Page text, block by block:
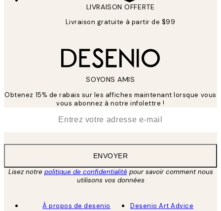
LIVRAISON OFFERTE
Livraison gratuite à partir de $99
SOYONS AMIS
Obtenez 15% de rabais sur les affiches maintenant lorsque vous
vous abonnez à notre infolettre !
ENVOYER
Lisez notre politique de confidentialitépour savoir comment nous
utilisons vos données
À propos de desenio
Desenio Art Advice